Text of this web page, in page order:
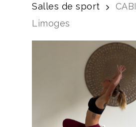
Salles de sport
Limoges